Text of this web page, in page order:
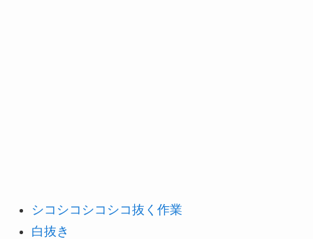
シコシコシコシコ抜く作業
白抜き